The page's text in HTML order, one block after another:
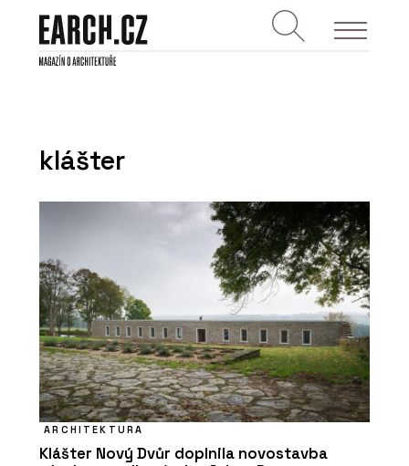
klášter
ARCHITEKTURA
Klášter Nový Dvůr doplnila novostavba